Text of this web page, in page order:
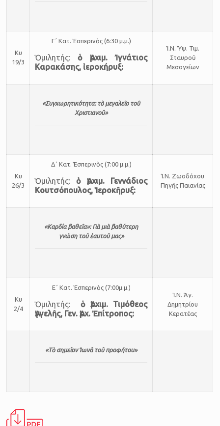
Κυ
19/3
Γ΄ Κατ. Ἑ­σπε­ρι­νὸς (6:30 μ.μ.)
Ὁμι­λη­τής:ὁ Ἀρ­χιμ. Ἰγνάτιος
Καρακάσης, ἱεροκήρυξ:
Ἱ.Ν. Ὑψ. Τιμ.
Σταυροῦ
Μεσογείων
«Συγχωρητικότητα: τὸ μεγαλεῖο τοῦ
Χριστιανοῦ»
Κυ
26/3
Δ΄ Κατ. Ἑ­σπε­ρι­νὸς (7:00 μ.μ.)
Ὁμι­λη­τής:ὁ Ἀρχιμ. Γεννάδιος
Κουτσόπουλος, Ἱεροκῆρυξ:
Ἱ.Ν. Ζω­ο­δό­χου
Πη­γῆς Παι­α­νί­ας
«Καρδία βαθεῖα»: Γιὰ μιὰ βαθύτερη
γνώση τοῦ ἑαυτοῦ μας»
Κυ
2/4
Ε΄ Κατ. Ἑ­σπε­ρι­νὸς (7:00μ.μ.)
Ὁμι­λη­τής: ὁ Ἀρ­χιμ. Τιμόθεος
Ἀγγελῆς, Γεν. Ἀρχ. Ἐπίτροπος:
Ἱ.Ν. Ἁγ.
Δημητρίου
Κερατέας
«Τὸ σημεῖον Ἰωνᾶ τοῦ προφήτου»